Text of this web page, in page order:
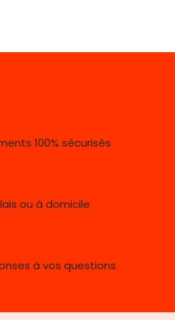
100% sécurisés
ou à domicile
à vos questions